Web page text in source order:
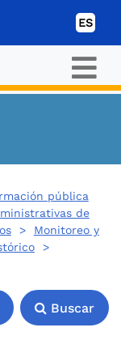
ES
pública
de
> Monitoreo y
>
Buscar